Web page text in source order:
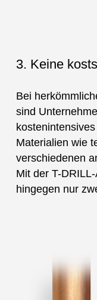
3. Keine
Bei
sind
Materialien wie
verschiedenen
Mit der T-
hingegen nur